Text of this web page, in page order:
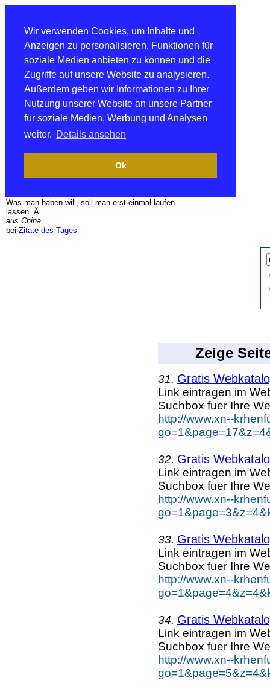
Wir verwenden Cookies, um Inhalte und
Anzeigen zu personalisieren, Funktionen für
soziale Medien anbieten zu können und die
Zugriffe auf unsere Website zu analysieren.
Außerdem geben wir Informationen zu Ihrer
Nutzung unserer Website an unsere Partner
für soziale Medien, Werbung und Analysen
weiter. Details ansehen
Ok
Was man haben will, soll man erst einmal laufen
lassen. Â
aus China
bei Zitate des Tages
Zeige
31. Gratis
Link eintragen im
Suchbox fuer Ihre
http://www.xn--
32. Gratis
Link eintragen im
Suchbox fuer Ihre
http://www.xn--
33. Gratis
Link eintragen im
Suchbox fuer Ihre
http://www.xn--
34. Gratis
Link eintragen im
Suchbox fuer Ihre
http://www.xn--